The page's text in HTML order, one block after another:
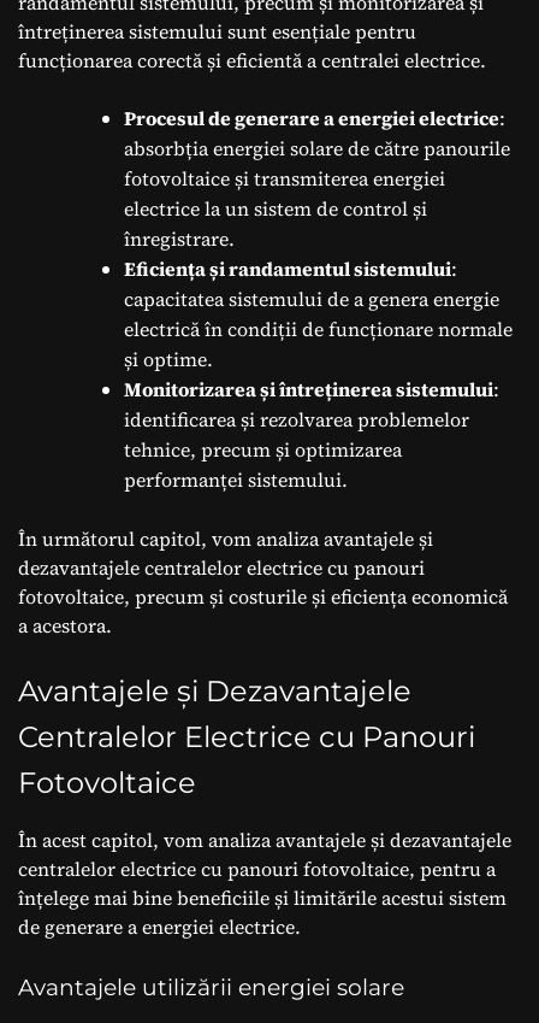
întreținerea sistemului sunt esențiale pentru
funcționarea corectă și eficientă a centralei electrice.
Procesul de generare a energiei electrice:
absorbția energiei solare de către panourile
fotovoltaice și transmiterea energiei
electrice la un sistem de control și
înregistrare.
Eficiența și randamentul sistemului:
capacitatea sistemului de a genera energie
electrică în condiții de funcționare normale
și optime.
Monitorizarea și întreținerea sistemului:
identificarea și rezolvarea problemelor
tehnice, precum și optimizarea
performanței sistemului.
În următorul capitol, vom analiza avantajele și
dezavantajele centralelor electrice cu panouri
fotovoltaice, precum și costurile și eficiența economică
a acestora.
Avantajele și Dezavantajele
Centralelor Electrice cu Panouri
Fotovoltaice
În acest capitol, vom analiza avantajele și dezavantajele
centralelor electrice cu panouri fotovoltaice, pentru a
înțelege mai bine beneficiile și limitările acestui sistem
de generare a energiei electrice.
Avantajele utilizării energiei solare